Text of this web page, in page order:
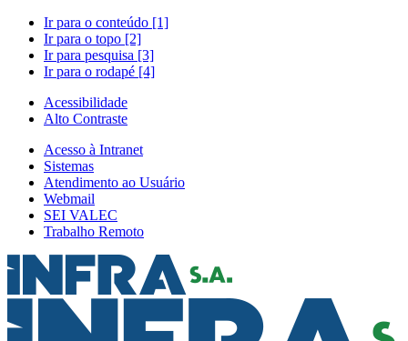
Ir para o conteúdo [1]
Ir para o topo [2]
Ir para pesquisa [3]
Ir para o rodapé [4]
Acessibilidade
Alto Contraste
Acesso à Intranet
Sistemas
Atendimento ao Usuário
Webmail
SEI VALEC
Trabalho Remoto